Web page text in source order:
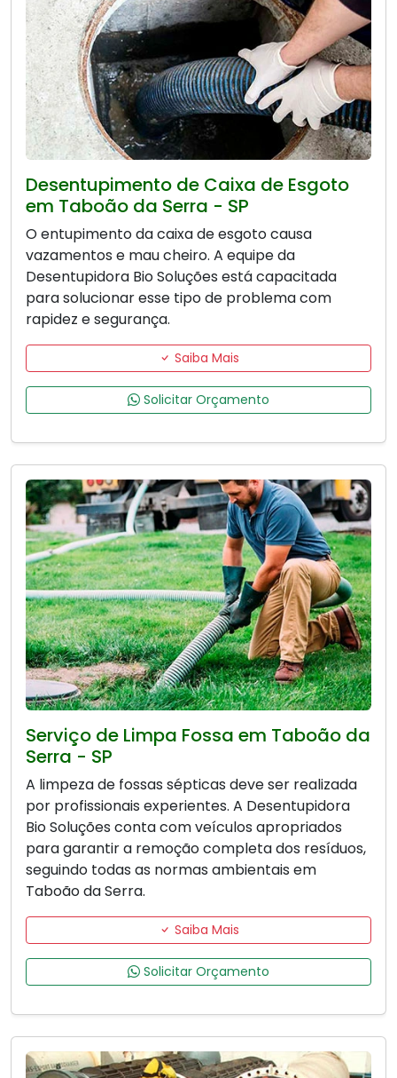
Desentupimento de Caixa de Esgoto
em Taboão da Serra - SP
O entupimento da caixa de esgoto causa
vazamentos e mau cheiro. A equipe da
Desentupidora Bio Soluções está capacitada
para solucionar esse tipo de problema com
rapidez e segurança.
Saiba Mais
Solicitar Orçamento
Serviço de Limpa Fossa em Taboão da
Serra - SP
A limpeza de fossas sépticas deve ser realizada
por profissionais experientes. A Desentupidora
Bio Soluções conta com veículos apropriados
para garantir a remoção completa dos resíduos,
seguindo todas as normas ambientais em
Taboão da Serra.
Saiba Mais
Solicitar Orçamento